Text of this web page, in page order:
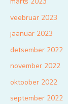
veebruar 2023
jaanuar 2023
detsember 2022
november 2022
oktoober 2022
september 2022